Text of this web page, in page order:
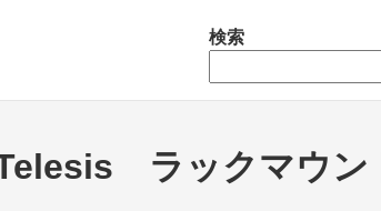
検索
ラックマウン